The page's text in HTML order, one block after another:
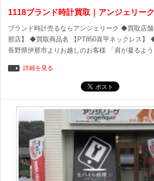
1118ブランド時計買取｜アンジェリー
ブランド時計売るならアンジェリーク ◆買取店
那店】 ◆買取商品名 【PT850喜平ネックレス】
長野県伊那市よりお越しのお客様 「肩が凝るよ
詳細を見る